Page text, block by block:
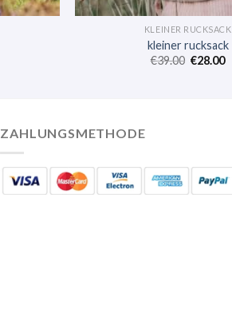
KLEINER RUCKSACK
kleiner rucksack
€39.00 €28.00
ZAHLUNGSMETHODE